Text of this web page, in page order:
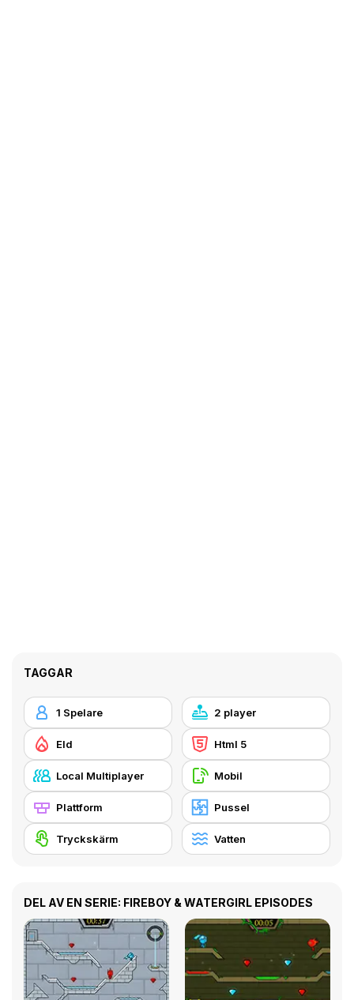
TAGGAR
1 Spelare 2 player
Eld Html 5
Local Multiplayer Mobil
Plattform Pussel
Tryckskärm Vatten
DEL AV EN SERIE: FIREBOY & WATERGIRL EPISODES